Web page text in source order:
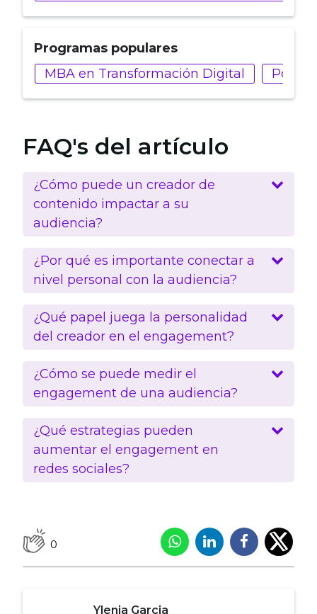
Programas populares
MBA en Transformación Digital
FAQ's del artículo
¿Cómo puede un creador de
contenido impactar a su
audiencia?
¿Por qué es importante conectar a
nivel personal con la audiencia?
¿Qué papel juega la personalidad
del creador en el engagement?
¿Cómo se puede medir el
engagement de una audiencia?
¿Qué estrategias pueden
aumentar el engagement en
redes sociales?
0
Ylenia Garcia